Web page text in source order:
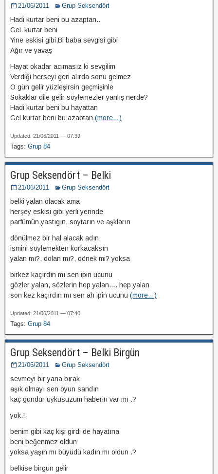
21/06/2011 Grup Seksendört
Hadi kurtar beni bu azaptan..
GeL kurtar beni
Yine eskisi gibi,Bi baba sevgisi gibi
Ağır ve yavaş
Hayat okadar acımasız ki sevgilim
Verdiği herseyi geri alırda sonu gelmez
O gün gelir yüzleşirsin geçmişinle
Sokaklar dile gelir söylemezler yanlış nerde?
Hadi kurtar beni bu hayattan
Gel kurtar beni bu azaptan (more…)
Updated: 21/06/2011 — 07:39
Tags: Grup 84
Grup Seksendört – Belki
21/06/2011 Grup Seksendört
belki yalan olacak ama
herşey eskisi gibi yerli yerinde
parfümün,yastıgın, soytarın ve aşkların
dönülmez bir hal alacak adın
ismini söylemekten korkacaksın
yalan mı?, dolan mı?, dönek mi? yoksa
birkez kaçırdın mı sen ipin ucunu
gözler yalan, sözlerin hep yalan…. hep yalan
son kez kaçırdın mı sen ah ipin ucunu (more…)
Updated: 21/06/2011 — 07:40
Tags: Grup 84
Grup Seksendört – Belki Birgün
21/06/2011 Grup Seksendört
sevmeyi bir yana bırak
aşık olmayı sen oyun sandın
kaç gündür uykusuzum haberin var mı .?
yok.!
benim gibi kaç kişi girdi de hayatına
beni beğenmez oldun
yoksa yaşın mı büyüdü kadın mı oldun .?
belkise birgün gelir